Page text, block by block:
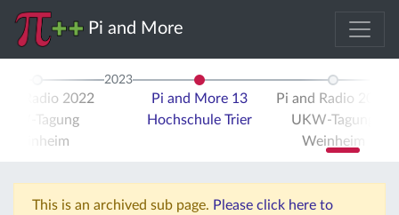
Pi and More
Radio 2022
Tagung
Weinheim
2023
Pi and More 13
Hochschule Trier
Pi and Radio 2023
UKW-Tagung
Weinheim
This is an archived sub page. Please click here to